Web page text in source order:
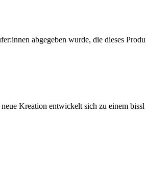
abgegeben wurde, die dieses
Kreation entwickelt sich zu einem